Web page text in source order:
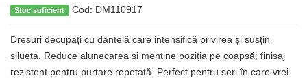
Stoc suficient Cod: DM110917
Dresuri decupați cu dantelă care intensifică privirea și susțin
silueta. Reduce alunecarea și menține poziția pe coapsă; finisaj
rezistent pentru purtare repetată. Perfect pentru seri în care vrei